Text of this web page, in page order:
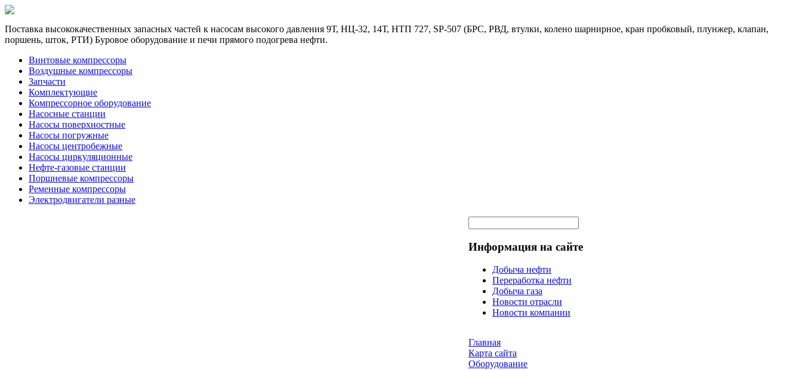
Поставка высококачественных запасных частей к насосам высокого давления 9Т, НЦ-32, 14Т, НТП 727, SP-507 (БРС, РВД, втулки, колено шарнирное, кран пробковый, плунжер, клапан,
поршень, шток, РТИ) Буровое оборудование и печи прямого подогрева нефти.
Винтовые компрессоры
Воздушные компрессоры
Запчасти
Комплектующие
Компрессорное оборудование
Насосные станции
Насосы поверхностные
Насосы погружные
Насосы центробежные
Насосы циркуляционные
Нефте-газовые станции
Поршневые компрессоры
Ременные компрессоры
Электродвигатели разные
Информация на сайте
Добыча нефти
Переработка нефти
Добыча газа
Новости отрасли
Новости компании
Главная
Карта сайта
Оборудование